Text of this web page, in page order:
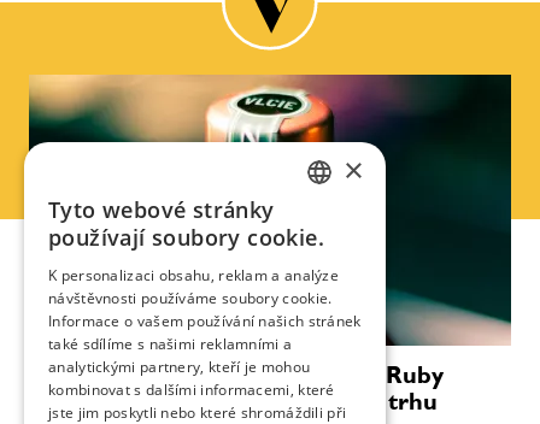
Nealkoholický aperitiv Nochino Ruby
Bitter & Sweet nově na českém trhu
ENGLISH
×
Tyto webové stránky
používají soubory cookie.
K personalizaci obsahu, reklam a analýze
návštěvnosti používáme soubory cookie.
Informace o vašem používání našich stránek
také sdílíme s našimi reklamními a
analytickými partnery, kteří je mohou
kombinovat s dalšími informacemi, které
jste jim poskytli nebo které shromáždili při